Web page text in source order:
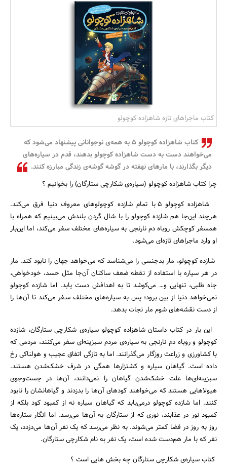
کتاب ماجراهای تازه شاهزاده کوچولو
کتاب شاهزاده کوچولو ۵ به همه‌ی نوجوانانی پیشنهاد می‌شود که
می‌خواهند دست به دست شاهزاده کوچولو بدهند، قدم در سیاره‌های
دیگر بگذارند، با مارهای نهفته در گوشه‌ گوشه‌ی زندگی‌ مبارزه کنند.
چرا کتاب شاهزاده کوچولو (سیاره‌ی شکارچی ستارگان) را بخوانیم ؟
شاهزاده کوچولو ۵ با تمام شازده کوچولو‌های معروف دنیا فرق می‌کند.
هرچند این‌جا هم شازده کوچولو را با شال گردن بلندش می‌بینیم که همراه با
همسفر کوچکش روباه دم نارنجی به سیاره‌های مختلف سفر می‌کند، اما این‌بار
او وارد ماجراهای تازه‌ای می‌شود.
شازده کوچولو، مار بدجنسی را می‌شناسد که می‌خواهد جهان را نابود کند. مار
در هر سیاره با استفاده از نقطه ضعف‌ ساکنان آن‌جا مثل حسد، خودخواهی،
جاه طلبی، تنهایی و… می‌کوشد تا به اهدافش دست یابد. اما شازده کوچولو
نمی‌خواهد دنیا از بین برود؛ پس به سیاره‌های مختلف سـفر می‌کند تا آن‌ها را
از دست نقشه‌های شوم مار نجات بدهد.‌
این بار در کتاب داستان شاهزاده کوچولو سیاره‌ی شکارچی ستارگان، شازده
کوچولو و روباه دم نارنجی به سیاره‌ی مردم سبزینه‌ای سفر می‌کنند، مردمی که
با کشاورزی و زراعت روزگار می‌گذرانند. اما به تازگی اتفاق عجیب و هولناکی رخ
داده ‌است. گیاهان سیاره و کشتزارها همگی در شرف خشک‌شدن هستند.
سبزینه‌ای‌ها علت خشک‌شدن گیاهان را نمی‌دانند، آن‌ها در جست‌و‌جوی
هیولاهایی هستند که می‌خواهند کودهای آن‌ها را بدزدند و گیاهانشان را نابود
کنند. اما شازده کوچولو درمی‌یابد که گیاهان سیاره نه از کمبود کود بلکه از
کمبود نور در عذابند، نوری که از ستارگان به آن‌ها می‌رسد. اما انگار ستاره‌ها
روز به روز در فضا کمتر می‌شوند. به نظر می‌رسد که یک نفر آن‌ها می‌دزدد، یک
نفر که با مار هم‌دست شده‌ است، یک نفر به نام شکارچی ستارگان.
کتاب سیاره‌ی شکارچی ستارگان چه بخش هایی است ؟